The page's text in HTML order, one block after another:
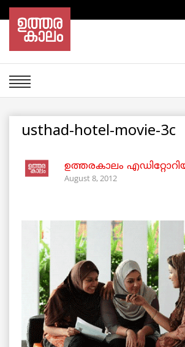
usthad-hotel-movie-3c
ഉത്തരകാലം
August 8, 2012